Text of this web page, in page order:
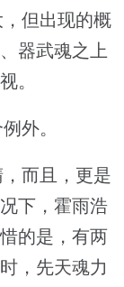
但出现的概
器武魂之上
。
外。
而且，更是
下，霍雨浩
的是，有两
，先天魂力